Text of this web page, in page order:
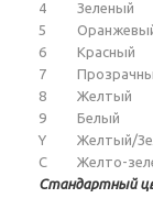
4
Зеленый
5
6
Красный
7
8
Желтый
9
Белый
Y
Желтый/
C
Желто-
Стандартный